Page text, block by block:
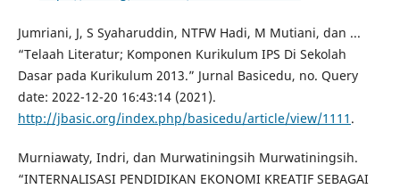
Jumriani, J, S Syaharuddin, NTFW Hadi, M Mutiani, dan ...
“Telaah Literatur; Komponen Kurikulum IPS Di Sekolah
Dasar pada Kurikulum 2013.” Jurnal Basicedu, no. Query
date: 2022-12-20 16:43:14 (2021).
http://jbasic.org/index.php/basicedu/article/view/1111 .
Murniawaty, Indri, dan Murwatiningsih Murwatiningsih.
“INTERNALISASI PENDIDIKAN EKONOMI KREATIF SEBAGAI